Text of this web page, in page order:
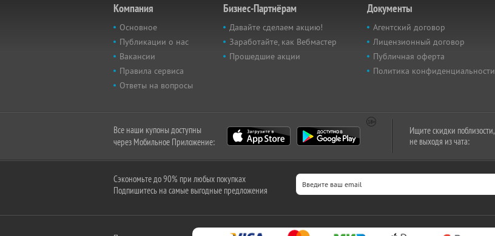
Компания
Основное
Публикации о нас
Вакансии
Правила сервиса
Ответы на вопросы
Бизнес-Партнёрам
Давайте сделаем акцию!
Заработайте, как Вебмастер
Прошедшие акции
Документы
Агентский договор
Лицензионный договор
Публичная оферта
Политика конфиденциальности
Все наши купоны доступны
через Мобильное Приложение:
Ищите скидки поблизости,
не выходя из чата:
Сэкономьте до 90% при любых покупках
Подпишитесь на самые выгодные предложения